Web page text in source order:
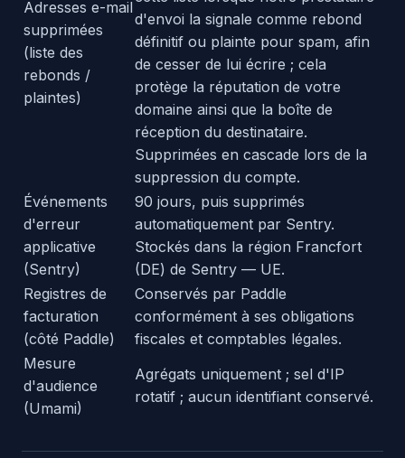
Adresses e-mail
supprimées
(liste des
rebonds /
plaintes)
d'envoi la signale comme rebond
définitif ou plainte pour spam, afin
de cesser de lui écrire ; cela
protège la réputation de votre
domaine ainsi que la boîte de
réception du destinataire.
Supprimées en cascade lors de la
suppression du compte.
Événements
d'erreur
applicative
(Sentry)
90 jours, puis supprimés
automatiquement par Sentry.
Stockés dans la région Francfort
(DE) de Sentry — UE.
Registres de
facturation
(côté Paddle)
Conservés par Paddle
conformément à ses obligations
fiscales et comptables légales.
Mesure
d'audience
(Umami)
Agrégats uniquement ; sel d'IP
rotatif ; aucun identifiant conservé.